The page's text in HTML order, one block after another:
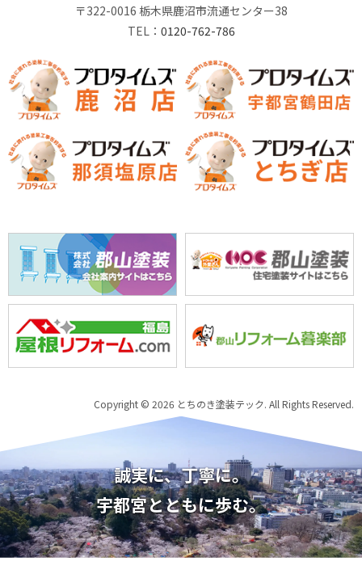
〒322-0016 栃木県鹿沼市流通センター38
TEL： 0120-762-786
Copyright © 2026 とちのき塗装テック. All Rights Reserved.
誠実に、丁寧に。
宇都宮とともに歩む。